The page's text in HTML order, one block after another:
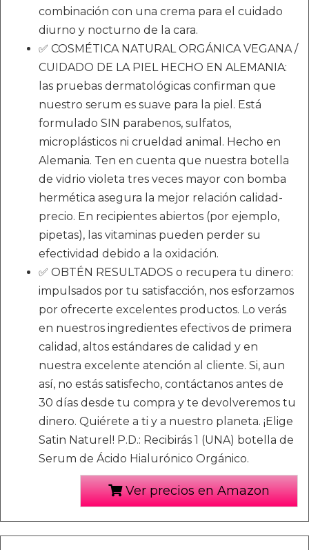
combinación con una crema para el cuidado
diurno y nocturno de la cara.
✅ COSMÉTICA NATURAL ORGÁNICA VEGANA /
CUIDADO DE LA PIEL HECHO EN ALEMANIA:
las pruebas dermatológicas confirman que
nuestro serum es suave para la piel. Está
formulado SIN parabenos, sulfatos,
microplásticos ni crueldad animal. Hecho en
Alemania. Ten en cuenta que nuestra botella
de vidrio violeta tres veces mayor con bomba
hermética asegura la mejor relación calidad-
precio. En recipientes abiertos (por ejemplo,
pipetas), las vitaminas pueden perder su
efectividad debido a la oxidación.
✅ OBTÉN RESULTADOS o recupera tu dinero:
impulsados por tu satisfacción, nos esforzamos
por ofrecerte excelentes productos. Lo verás
en nuestros ingredientes efectivos de primera
calidad, altos estándares de calidad y en
nuestra excelente atención al cliente. Si, aun
así, no estás satisfecho, contáctanos antes de
30 días desde tu compra y te devolveremos tu
dinero. Quiérete a ti y a nuestro planeta. ¡Elige
Satin Naturel! P.D.: Recibirás 1 (UNA) botella de
Serum de Ácido Hialurónico Orgánico.
Ver precios en Amazon